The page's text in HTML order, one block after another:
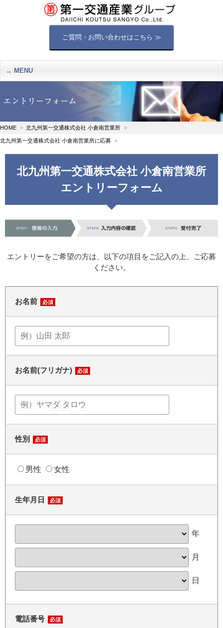
ご質問・お問い合わせはこちら ≫
MENU
HOME 北九州第一交通株式会社 小倉南営業所
北九州第一交通株式会社 小倉南営業所に応募
北九州第一交通株式会社 小倉南営業所
エントリーフォーム
エントリーをご希望の方は、以下の項目をご記入の上、ご応募
ください。
お名前 必須
お名前(フリガナ) 必須
性別 必須
男性 女性
生年月日 必須
年
月
日
電話番号 必須